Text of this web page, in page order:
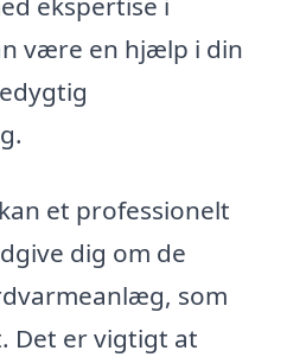
være en hjælp i din
et professionelt
dig om de
som
Det er vigtigt at